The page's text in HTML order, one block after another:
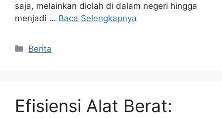
saja, melainkan diolah di dalam negeri hingga
menjadi … Baca Selengkapnya
Kategori
Berita
Efisiensi Alat Berat: